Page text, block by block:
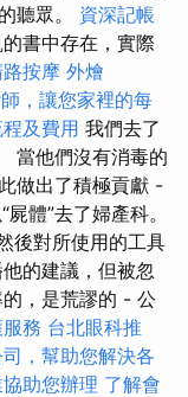
聽眾。 資深記帳
書中存在，實際
按摩 外燴
，讓您家裡的每
及費用 我們去了
當他們沒有消毒的
做出了積極貢獻 -
體”去了婦產科。
後對所使用的工具
的建議，但被忽
，是荒謬的 - 公
務 台北眼科推
，幫助您解決各
助您辦理 了解會